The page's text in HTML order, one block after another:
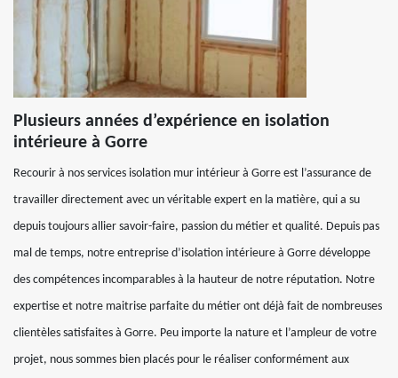
Plusieurs années d’expérience en isolation
intérieure à Gorre
Recourir à nos services isolation mur intérieur à Gorre est l’assurance de
travailler directement avec un véritable expert en la matière, qui a su
depuis toujours allier savoir-faire, passion du métier et qualité. Depuis pas
mal de temps, notre entreprise d’isolation intérieure à Gorre développe
des compétences incomparables à la hauteur de notre réputation. Notre
expertise et notre maitrise parfaite du métier ont déjà fait de nombreuses
clientèles satisfaites à Gorre. Peu importe la nature et l’ampleur de votre
projet, nous sommes bien placés pour le réaliser conformément aux